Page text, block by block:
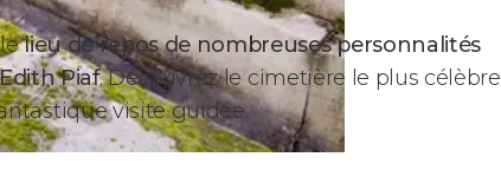
lelieu de repos de nombreuses personnalités
Piaf. Découvrez le cimetière le plus célèbre
visite guidée.